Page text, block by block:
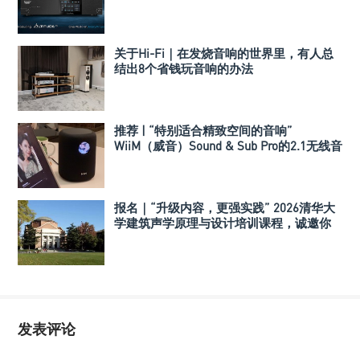
关于Hi-Fi｜在发烧音响的世界里，有人总
结出8个省钱玩音响的办法
推荐 | “特别适合精致空间的音响”
WiiM（威音）Sound & Sub Pro的2.1无线音
报名｜“升级内容，更强实践” 2026清华大
学建筑声学原理与设计培训课程，诚邀你
发表评论